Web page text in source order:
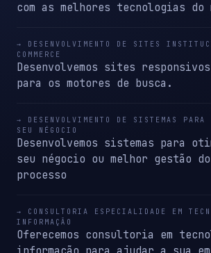
com as melhores tecnologias do
→ DESENVOLVIMENTO DE SITES
COMMERCE
Desenvolvemos sites
para os motores de busca.
→ DESENVOLVIMENTO DE SISTEMAS PARA
SEU NÉGOCIO
Desenvolvemos sistemas para
seu négocio ou melhor gestão
processo
→ CONSULTORIA ESPECIALIDADE EM
INFORMAÇÃO
Oferecemos consultoria em